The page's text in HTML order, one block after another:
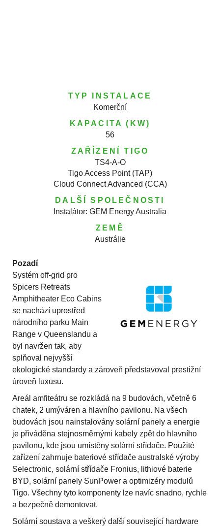
TYP INSTALACE
Komerční
KAPACITA (KW)
56
ZAŘÍZENÍ TIGO
TS4-A-O
Tigo Access Point (TAP)
Cloud Connect Advanced (CCA)
DALŠÍ SPOLEČNOSTI
Instalátor: GEM Energy Australia
ZEMĚ
Austrálie
Pozadí
Systém off-grid pro
Spicers Retreats
Amphitheater Eco Cabins
se nachází uprostřed
národního parku Main
Range v Queenslandu a
byl navržen tak, aby
splňoval nejvyšší
ekologické standardy a zároveň představoval prestižní
úroveň luxusu.
Areál amfiteátru se rozkládá na 9 budovách, včetně 6
chatek, 2 umýváren a hlavního pavilonu. Na všech
budovách jsou nainstalovány solární panely a energie
je přiváděna stejnosměrnými kabely zpět do hlavního
pavilonu, kde jsou umístěny solární střídače. Použité
zařízení zahrnuje bateriové střídače australské výroby
Selectronic, solární střídače Fronius, lithiové baterie
BYD, solární panely SunPower a optimizéry modulů
Tigo. Všechny tyto komponenty lze navíc snadno, rychle
a bezpečně demontovat.
Solární soustava a veškerý další související hardware